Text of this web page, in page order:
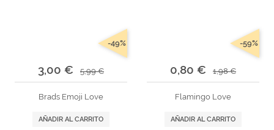
3,00 € 5,99 €
-49%
Brads Emoji Love
AÑADIR AL CARRITO
0,80 € 1,98 €
-59%
Flamingo Love
AÑADIR AL CARRITO